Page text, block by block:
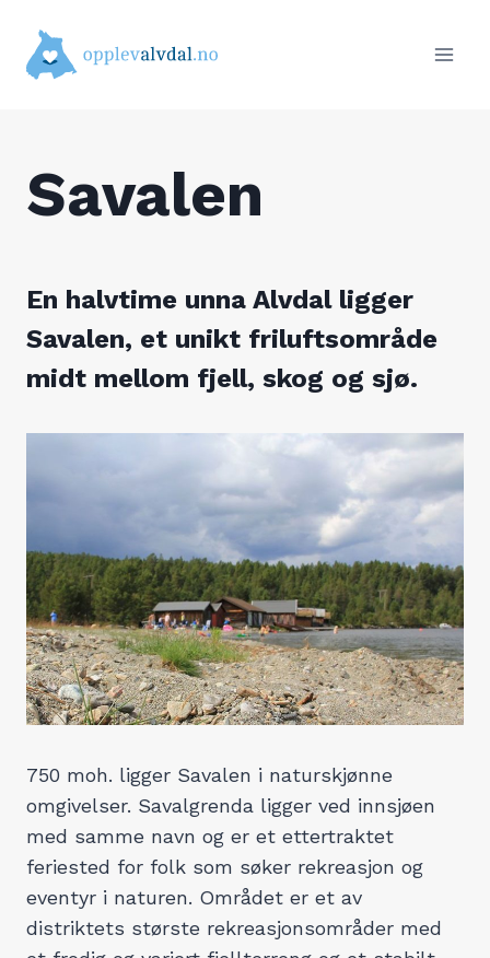
content
Savalen
En halvtime unna Alvdal ligger
Savalen, et unikt friluftsområde
midt mellom fjell, skog og sjø.
750 moh. ligger Savalen i naturskjønne
omgivelser. Savalgrenda ligger ved innsjøen
med samme navn og er et ettertraktet
feriested for folk som søker rekreasjon og
eventyr i naturen. Området er et av
distriktets største rekreasjonsområder med